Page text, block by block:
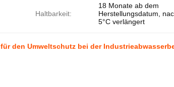
Haltbarkeit:
18 Monate ab dem
Herstellungsdatum,
5°C verlängert
den Umweltschutz bei der